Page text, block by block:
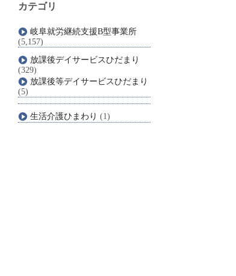
カテゴリ
岐阜就労継続支援B型事業所
(5,157)
放課後デイサービスひだまり
(329)
放課後等デイサービスひだまり
(5)
生活介護ひまわり (1)